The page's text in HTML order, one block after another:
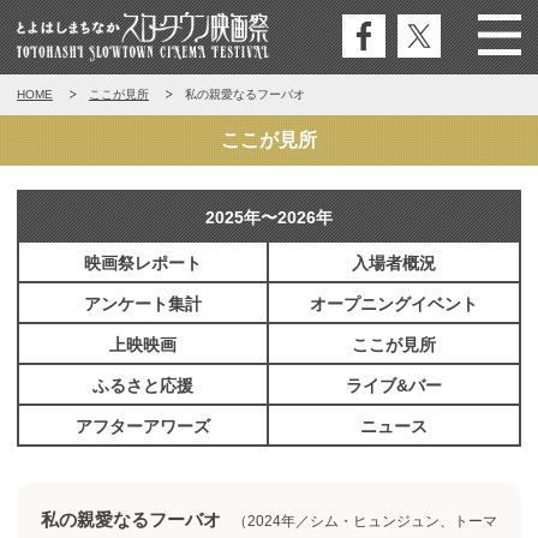
とよはしまちなかスロータウン映
画祭
Menu
公式
公式
HOME ここが見所 私の親愛なるフーバオ
ここが見所
2025年〜2026年
映画祭レポート 入場者概況
アンケート集計 オープニングイベント
上映映画 ここが見所
ふるさと応援 ライブ&バー
アフターアワーズ ニュース
私の親愛なるフーバオ
（2024年／シム・ヒュンジュン、トーマ